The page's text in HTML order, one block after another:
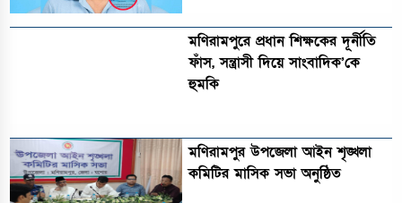
মণিরামপুরে প্রধান শিক্ষকের দূর্নীতি
ফাঁস, সন্ত্রাসী দিয়ে সাংবাদিক’কে
হুমকি
মণিরামপুর উপজেলা আইন শৃঙ্খলা
কমিটির মাসিক সভা অনুষ্ঠিত‎‎